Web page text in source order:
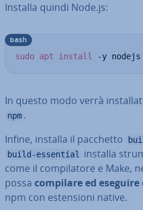
Installa quindi Node.js:
sudo apt install -y nodejs
bash
In questo modo verrà
npm .
Infine, installa il pacchetto
build-essential
installa
come il com­pi­la­to­re e Make,
possa compilare ed
npm con esten­sio­ni native.